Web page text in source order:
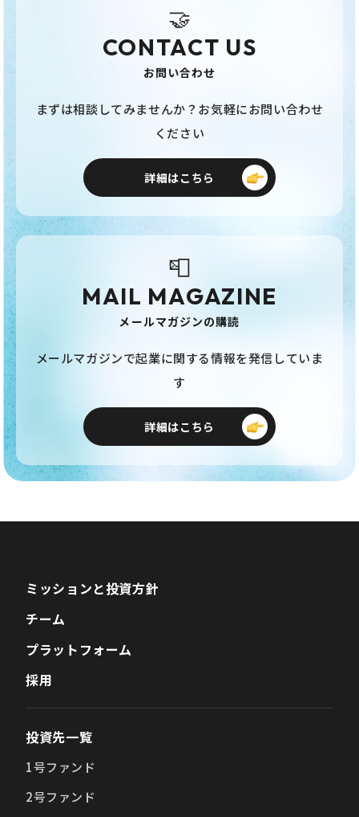
🤝
CONTACT US
お問い合わせ
まずは相談してみませんか？お気軽にお問い合わせ
ください
詳細はこちら
📮
MAIL MAGAZINE
メールマガジンの購読
メールマガジンで起業に関する情報を発信していま
す
詳細はこちら
ミッションと投資方針
チーム
プラットフォーム
採用
投資先一覧
1号ファンド
2号ファンド